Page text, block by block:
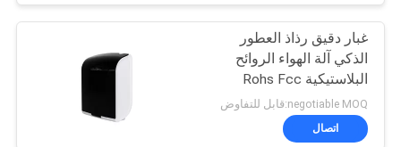
غبار دقيق رذاذ العطور
الذكي آلة الهواء الروائح
البلاستيكية Rohs Fcc
الموافقة الرائحة
negotiable MOQ:قابل للتفاوض
اتصال